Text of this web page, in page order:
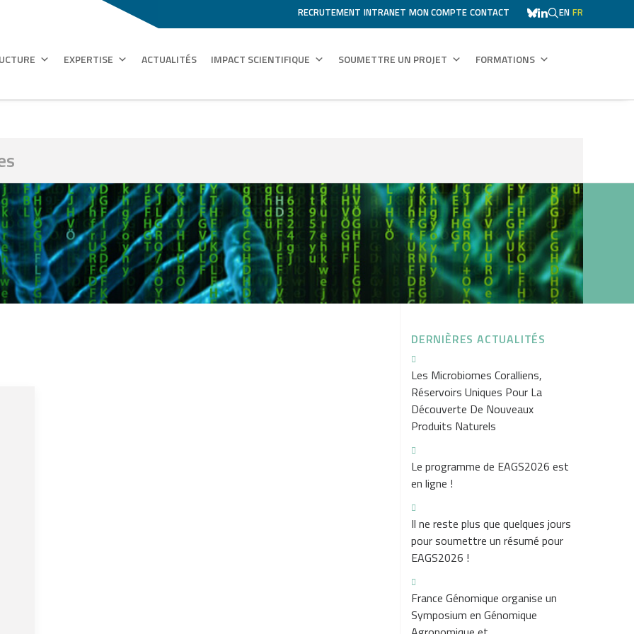
RECRUTEMENT INTRANET MON COMPTE CONTACT EN FR
EXPERTISE ACTUALITÉS IMPACT SCIENTIFIQUE SOUMETTRE UN PROJET FORMATIONS
DERNIÈRES ACTUALITÉS
Les Microbiomes Coralliens,
Réservoirs Uniques Pour La
Découverte De Nouveaux
Produits Naturels
Le programme de EAGS2026 est
en ligne !
Il ne reste plus que quelques jours
pour soumettre un résumé pour
EAGS2026 !
France Génomique organise un
Symposium en Génomique